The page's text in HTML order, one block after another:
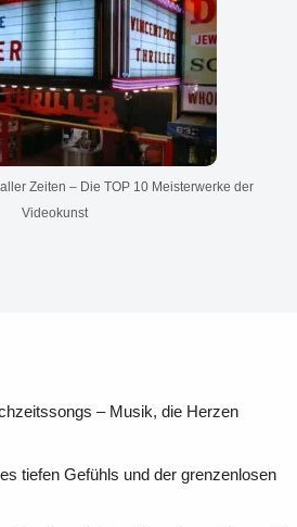
Zeiten – Die TOP 10 Meisterwerke der
Videokunst
– Musik, die Herzen
tiefen Gefühls und der grenzenlosen